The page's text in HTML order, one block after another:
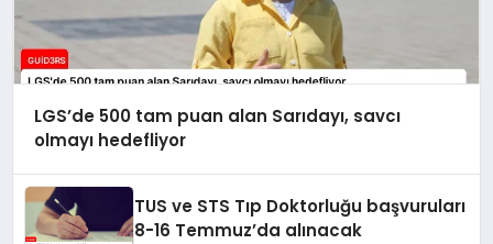
LGS’de 500 tam puan alan Sarıdayı, savcı
olmayı hedefliyor
TUS ve STS Tıp Doktorluğu başvuruları
8-16 Temmuz’da alınacak